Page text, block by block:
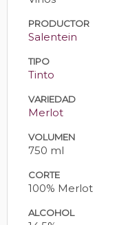
PRODUCTOR
Salentein
TIPO
Tinto
VARIEDAD
Merlot
VOLUMEN
750 ml
CORTE
100% Merlot
ALCOHOL